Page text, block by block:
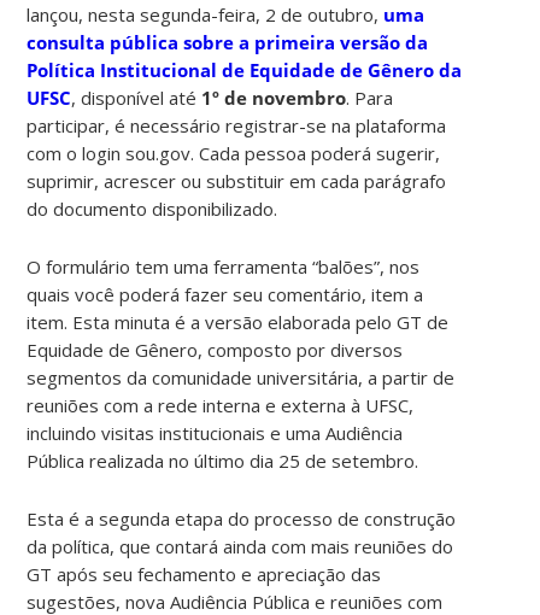
lançou, nesta segunda-feira, 2 de outubro, uma
consulta pública sobre a primeira versão da
Política Institucional de Equidade de Gênero da
UFSC, disponível até 1º de novembro. Para
participar, é necessário registrar-se na plataforma
com o login sou.gov. Cada pessoa poderá sugerir,
suprimir, acrescer ou substituir em cada parágrafo
do documento disponibilizado.
O formulário tem uma ferramenta “balões”, nos
quais você poderá fazer seu comentário, item a
item. Esta minuta é a versão elaborada pelo GT de
Equidade de Gênero, composto por diversos
segmentos da comunidade universitária, a partir de
reuniões com a rede interna e externa à UFSC,
incluindo visitas institucionais e uma Audiência
Pública realizada no último dia 25 de setembro.
Esta é a segunda etapa do processo de construção
da política, que contará ainda com mais reuniões do
GT após seu fechamento e apreciação das
sugestões, nova Audiência Pública e reuniões com